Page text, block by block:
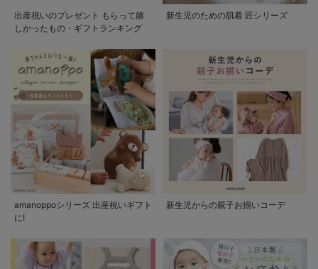
出産祝いのプレゼント もらって嬉
しかったもの・ギフトランキング
新生児のための肌着 匠シリーズ
amanoppoシリーズ 出産祝いギフト
に!
新生児からの親子お揃いコーデ